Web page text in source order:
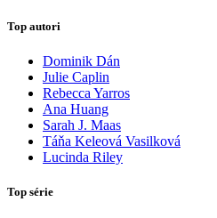
Top autori
Dominik Dán
Julie Caplin
Rebecca Yarros
Ana Huang
Sarah J. Maas
Táňa Keleová Vasilková
Lucinda Riley
Top série